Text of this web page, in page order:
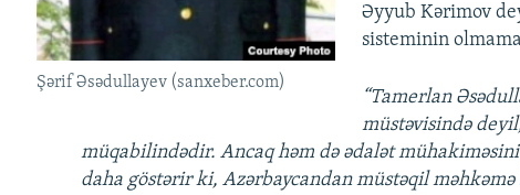
Şərif Əsədullayev (sanxeber.com)
Əyyub Kərimov
sisteminin
“Tamerlan
müstəvisində
müqabilindədir. Ancaq həm də ədalət
daha göstərir ki, Azərbaycandan müstəqil